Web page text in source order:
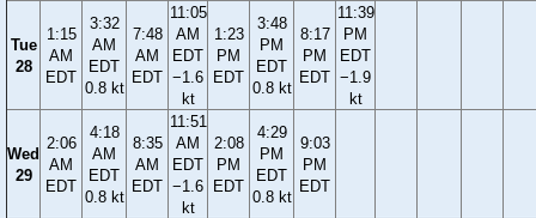
Tue
28
1:15
AM
EDT
3:32
AM
EDT
0.8 kt
7:48
AM
EDT
11:05
AM
EDT
−1.6
kt
1:23
PM
EDT
3:48
PM
EDT
0.8 kt
8:17
PM
EDT
11:39
PM
EDT
−1.9
kt
Wed
29
2:06
AM
EDT
4:18
AM
EDT
0.8 kt
8:35
AM
EDT
11:51
AM
EDT
−1.6
kt
2:08
PM
EDT
4:29
PM
EDT
0.8 kt
9:03
PM
EDT